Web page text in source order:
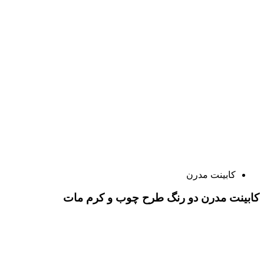
کابینت مدرن
کابینت مدرن دو رنگ طرح چوب و کرم مات